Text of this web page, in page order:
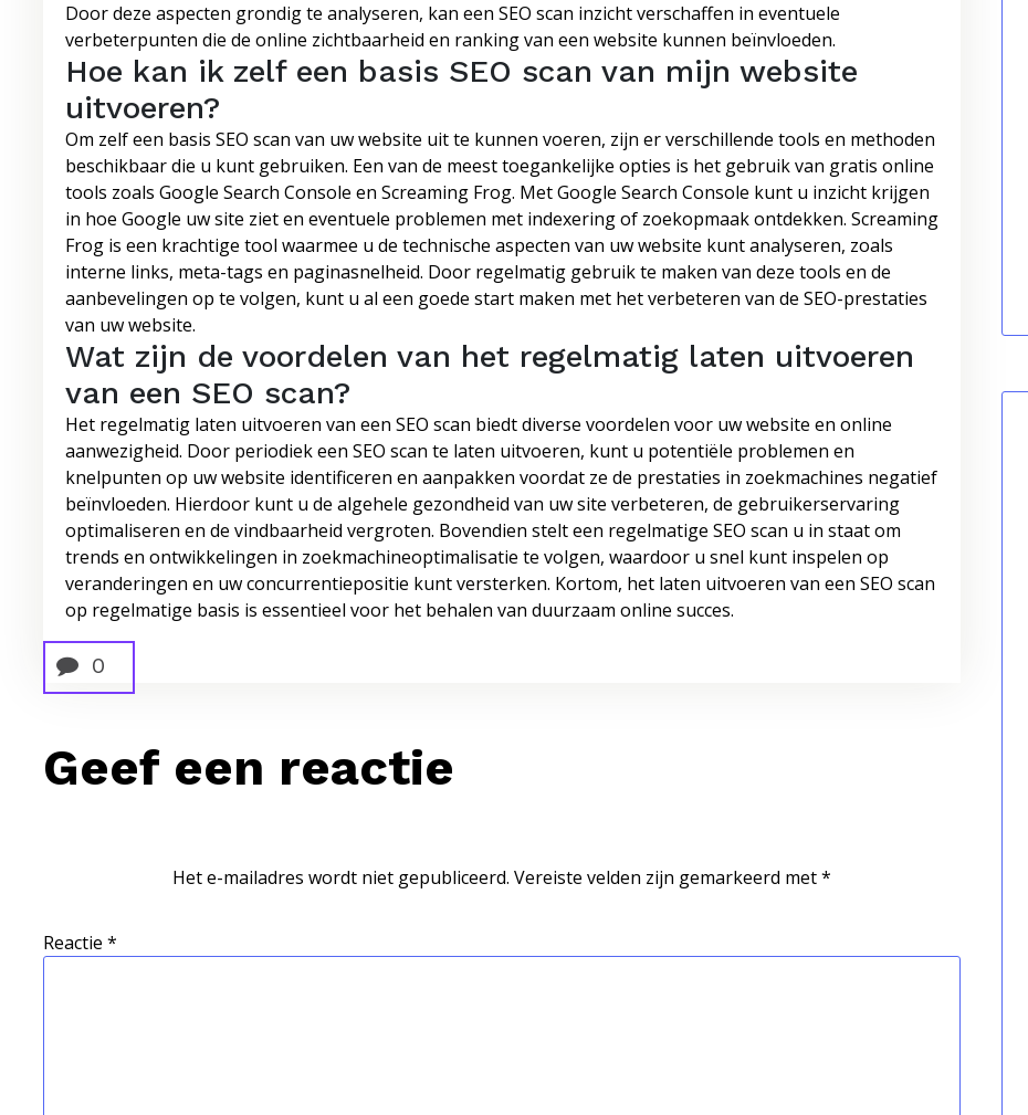
Door deze aspecten grondig te analyseren, kan een SEO scan inzicht verschaffen in eventuele
verbeterpunten die de online zichtbaarheid en ranking van een website kunnen beïnvloeden.
Hoe kan ik zelf een basis SEO scan van mijn website
uitvoeren?
Om zelf een basis SEO scan van uw website uit te kunnen voeren, zijn er verschillende tools en methoden
beschikbaar die u kunt gebruiken. Een van de meest toegankelijke opties is het gebruik van gratis online
tools zoals Google Search Console en Screaming Frog. Met Google Search Console kunt u inzicht krijgen
in hoe Google uw site ziet en eventuele problemen met indexering of zoekopmaak ontdekken. Screaming
Frog is een krachtige tool waarmee u de technische aspecten van uw website kunt analyseren, zoals
interne links, meta-tags en paginasnelheid. Door regelmatig gebruik te maken van deze tools en de
aanbevelingen op te volgen, kunt u al een goede start maken met het verbeteren van de SEO-prestaties
van uw website.
Wat zijn de voordelen van het regelmatig laten uitvoeren
van een SEO scan?
Het regelmatig laten uitvoeren van een SEO scan biedt diverse voordelen voor uw website en online
aanwezigheid. Door periodiek een SEO scan te laten uitvoeren, kunt u potentiële problemen en
knelpunten op uw website identificeren en aanpakken voordat ze de prestaties in zoekmachines negatief
beïnvloeden. Hierdoor kunt u de algehele gezondheid van uw site verbeteren, de gebruikerservaring
optimaliseren en de vindbaarheid vergroten. Bovendien stelt een regelmatige SEO scan u in staat om
trends en ontwikkelingen in zoekmachineoptimalisatie te volgen, waardoor u snel kunt inspelen op
veranderingen en uw concurrentiepositie kunt versterken. Kortom, het laten uitvoeren van een SEO scan
op regelmatige basis is essentieel voor het behalen van duurzaam online succes.
0
Geef een reactie
Het e-mailadres wordt niet gepubliceerd. Vereiste velden zijn gemarkeerd met*
Reactie *